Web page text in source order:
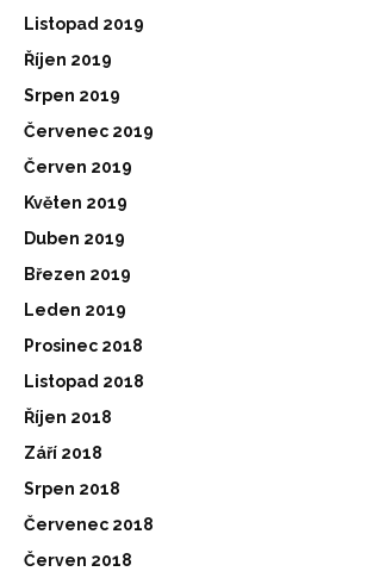
Listopad 2019
Říjen 2019
Srpen 2019
Červenec 2019
Červen 2019
Květen 2019
Duben 2019
Březen 2019
Leden 2019
Prosinec 2018
Listopad 2018
Říjen 2018
Září 2018
Srpen 2018
Červenec 2018
Červen 2018